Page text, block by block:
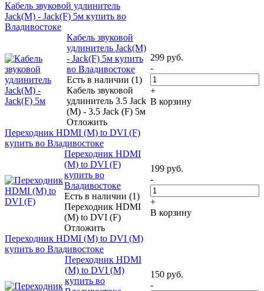
Кабель звуковой удлинитель
Jack(M) - Jack(F) 5м купить во
Владивостоке
Кабель звуковой
удлинитель Jack(M)
- Jack(F) 5м купить
во Владивостоке
Есть в наличии (1)
Кабель звуковой
удлинитель 3.5 Jack
(M) - 3.5 Jack (F) 5м
Отложить
299 руб.
-
+
В корзину
Переходник HDMI (M) to DVI (F)
купить во Владивостоке
Переходник HDMI
(M) to DVI (F)
купить во
Владивостоке
Есть в наличии (1)
Переходник HDMI
(M) to DVI (F)
Отложить
199 руб.
-
+
В корзину
Переходник HDMI (M) to DVI (M)
купить во Владивостоке
Переходник HDMI
(M) to DVI (M)
купить во
150 руб.
-